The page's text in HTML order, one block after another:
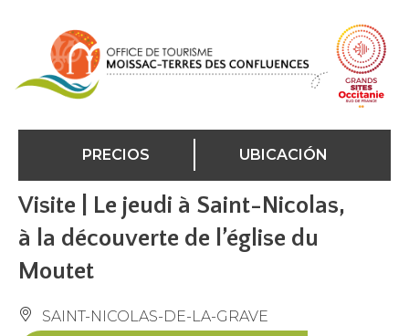
PRECIOS UBICACIÓN
Visite | Le jeudi à Saint-Nicolas,
à la découverte de l’église du
Moutet
SAINT-NICOLAS-DE-LA-GRAVE